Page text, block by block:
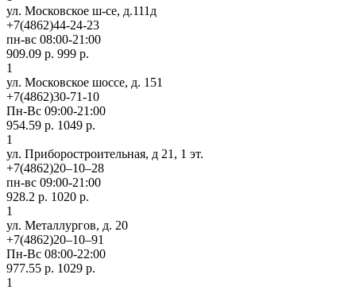
ул. Московское ш-се, д.111д
+7(4862)44-24-23
пн-вс 08:00-21:00
909.09 р. 999 р.
1
ул. Московское шоссе, д. 151
+7(4862)30-71-10
Пн-Вс 09:00-21:00
954.59 р. 1049 р.
1
ул. Приборостроительная, д 21, 1 эт.
+7(4862)20‒10‒28
пн-вс 09:00-21:00
928.2 р. 1020 р.
1
ул. ​Металлургов, д. 20
+7(4862)20‒10‒91
Пн-Вс 08:00-22:00
977.55 р. 1029 р.
1